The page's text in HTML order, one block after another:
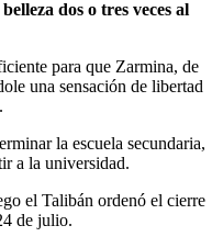
dos o tres veces al
para que Zarmina, de
una sensación de libertad
la escuela secundaria,
a la universidad.
el Talibán ordenó el cierre
de julio.